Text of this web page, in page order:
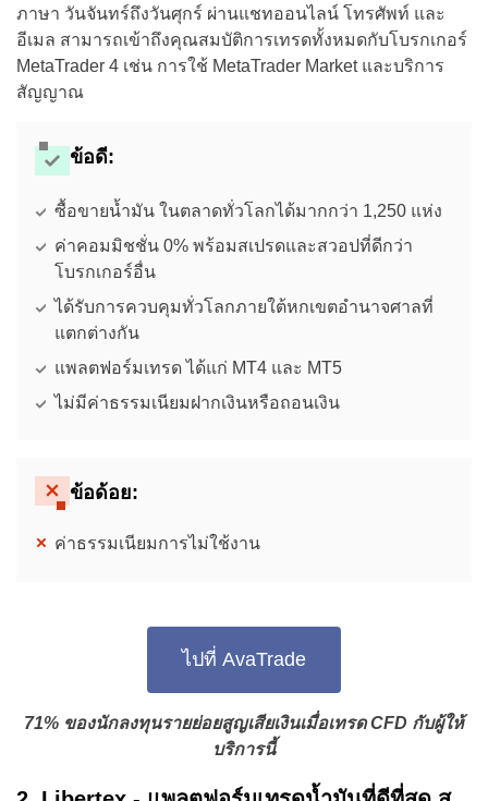
ภาษา วันจันทร์ถึงวันศุกร์ ผ่านแชทออนไลน์ โทรศัพท์ และ
อีเมล สามารถเข้าถึงคุณสมบัติการเทรดทั้งหมดกับโบรกเกอร์
MetaTrader 4 เช่น การใช้ MetaTrader Market และบริการ
สัญญาณ
ข้อดี:
ซื้อขายน้ำมัน ในตลาดทั่วโลกได้มากกว่า 1,250 แห่ง
ค่าคอมมิชชั่น 0% พร้อมสเปรดและสวอปที่ดีกว่า
โบรกเกอร์อื่น
ได้รับการควบคุมทั่วโลกภายใต้หกเขตอำนาจศาลที่
แตกต่างกัน
แพลตฟอร์มเทรด ได้แก่ MT4 และ MT5
ไม่มีค่าธรรมเนียมฝากเงินหรือถอนเงิน
ข้อด้อย:
ค่าธรรมเนียมการไม่ใช้งาน
ไปที่ AvaTrade
71% ของนักลงทุนรายย่อยสูญเสียเงินเมื่อเทรดCFD กับผู้ให้
บริการนี้